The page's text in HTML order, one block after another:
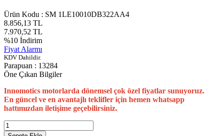
Ürün Kodu : SM 1LE10010DB322AA4
8.856,13 TL
7.970,52 TL
%10 İndirim
Fiyat Alarmı
KDV Dahildir.
Parapuan : 13284
Öne Çıkan Bilgiler
Innomotics motorlarda dönemsel çok özel fiyatlar sunuyoruz.
En güncel ve en avantajlı teklifler için hemen whatsapp
hattımızdan iletişime geçebilirsiniz.